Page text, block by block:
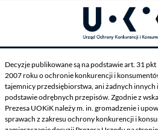
Decyzje publikowane są na podstawie art. 31
2007 roku o ochronie konkurencji i
tajemnicy przedsiębiorstwa, ani żadnych
podstawie odrębnych przepisów. Zgodnie z
Prezesa UOKiK należy m. in. gromadzenie i
sprawach z zakresu ochrony konkurencji i